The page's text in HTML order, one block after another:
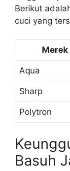
Berikut
cuci yang
Merek
Aqua
Sharp
Polytron
Basuh